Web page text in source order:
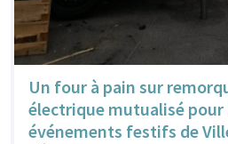
Un four à pain sur
électrique mutualisé pour
événements festifs de